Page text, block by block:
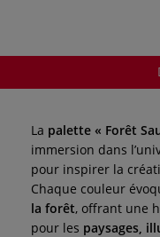
La palette « Forêt
immersion dans
pour inspirer la
Chaque couleur
la forêt, offrant une
pour les paysages,